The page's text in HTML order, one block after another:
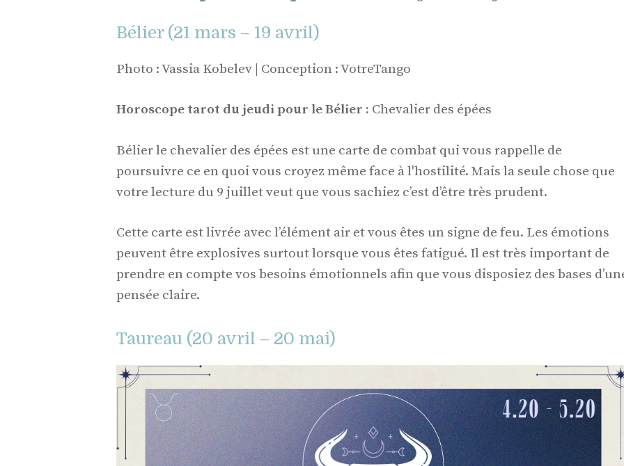
Bélier (21 mars – 19 avril)
Photo : Vassia Kobelev | Conception : VotreTango
Horoscope tarot du jeudi pour le Bélier : Chevalier des épées
Bélier le chevalier des épées est une carte de combat qui vous rappelle de
poursuivre ce en quoi vous croyez même face à l'hostilité. Mais la seule chose que
votre lecture du 9 juillet veut que vous sachiez c’est d’être très prudent.
Cette carte est livrée avec l’élément air et vous êtes un signe de feu. Les émotions
peuvent être explosives surtout lorsque vous êtes fatigué. Il est très important de
prendre en compte vos besoins émotionnels afin que vous disposiez des bases
pensée claire.
Taureau (20 avril – 20 mai)